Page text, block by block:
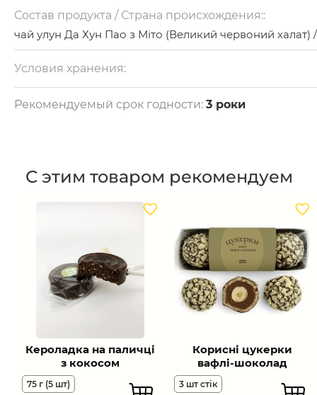
Состав продукта / Страна происхождения::
чай улун Да Хун Пао з Міто (Великий червоний халат) /
Китай
Условия хранения:
При зберіганні уникати потрапляння світла та повітря.
Рекомендуемый срок годности: 3 роки
С этим товаром рекомендуем
Кероладка на паличці
з кокосом
75 г (5 шт)
Корисні цукерки
вафлі-шоколад
3 шт стік